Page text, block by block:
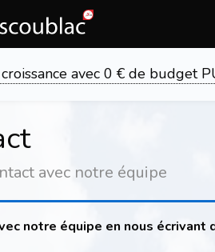
avec 0 € de budget
avec notre équipe
notre équipe en nous